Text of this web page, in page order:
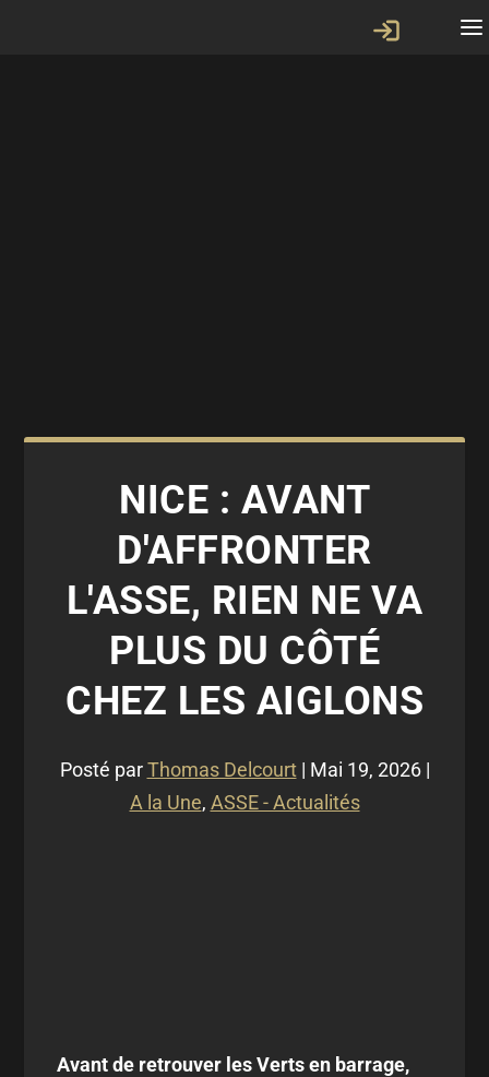
NICE : AVANT
D'AFFRONTER
L'ASSE, RIEN NE VA
PLUS DU CÔTÉ
CHEZ LES AIGLONS
Posté parThomas Delcourt| Mai 19, 2026|
A la Une, ASSE - Actualités
Avant de retrouver les Verts en barrage,